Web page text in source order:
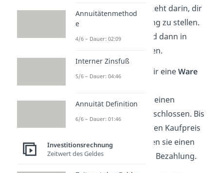
Ihre Leistung besteht darin, dir
Geld zur Verfügung zu stellen.
Du musst das Geld dann in
Raten zurückzahlen.
, die dir eineWare
Mit ihnen hast du einen
abgeschlossen. Bis
du den vereinbarten Kaufpreis
bezahlt hast, haben sie einen
Anspruch auf ihre Bezahlung.
Annuitätenmethod
e
4/6 – Dauer: 02:09
Interner Zinsfuß
5/6 – Dauer: 04:46
Annuität Definition
6/6 – Dauer: 01:46
Investitionsrechnung
Zeitwert des Geldes